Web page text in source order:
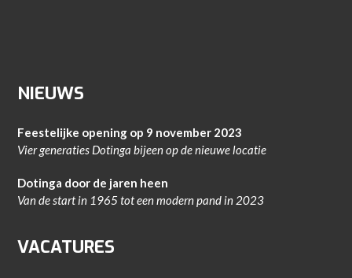
NIEUWS
Feestelijke opening op 9 november 2023
Vier generaties Dotinga bijeen op de nieuwe locatie
Dotinga door de jaren heen
Van de start in 1965 tot een modern pand in 2023
VACATURES